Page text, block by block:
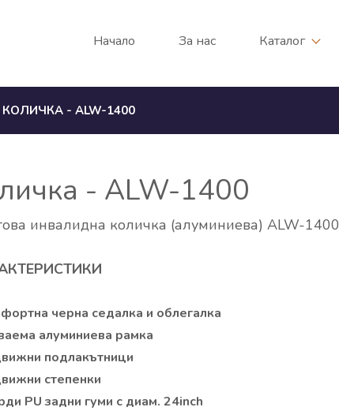
Начало За нас Каталог
- ALW-1400
- ALW-1400
инвалидна количка (алуминиева) ALW-1400
черна седалка и облегалка
алуминиева рамка
подлакътници
степенки
PU задни гуми с диам. 24inch